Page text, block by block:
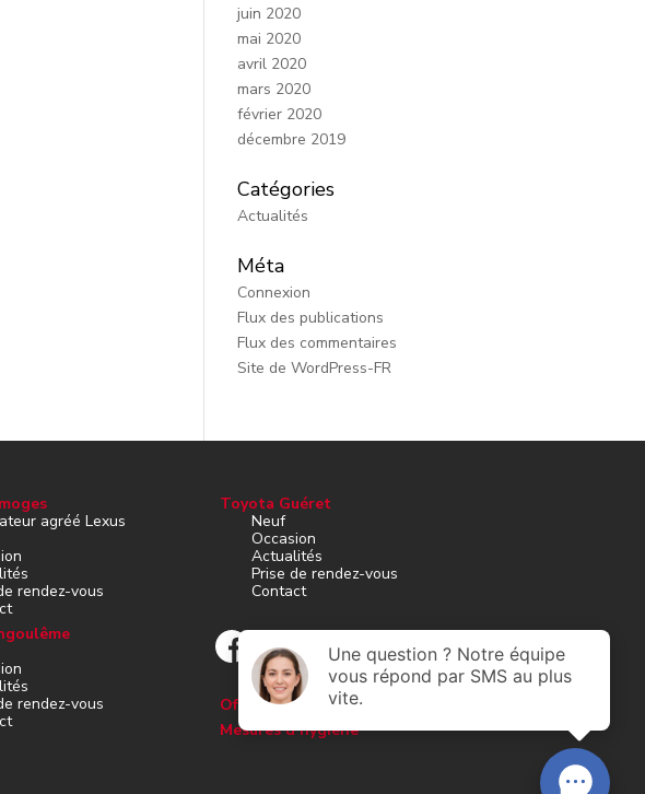
juin 2020
mai 2020
avril 2020
mars 2020
février 2020
décembre 2019
Catégories
Actualités
Méta
Connexion
Flux des publications
Flux des commentaires
Site de WordPress-FR
agréé Lexus
rendez-vous
rendez-vous
Toyota Guéret
Neuf
Occasion
Actualités
Prise de rendez-vous
Contact
Offres d’emploi
Mesures d’hygiène